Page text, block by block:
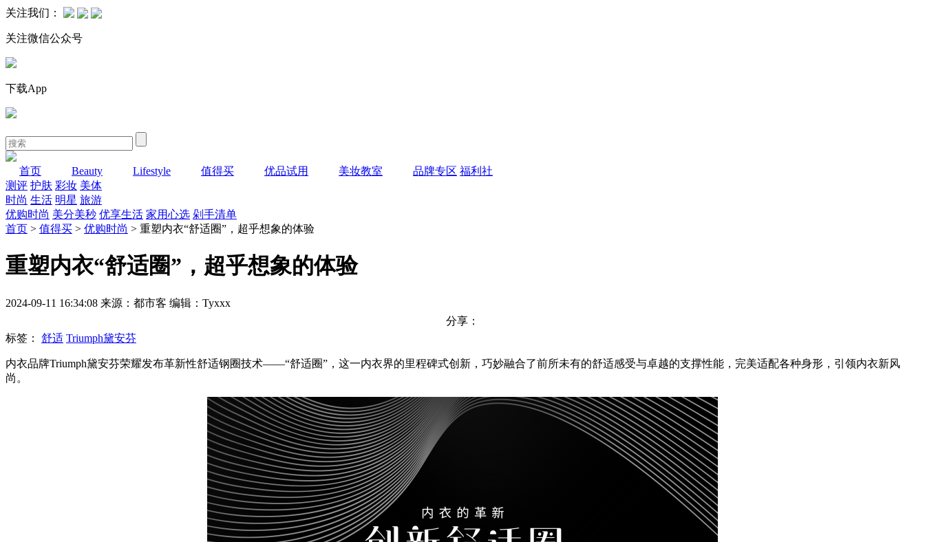
关注我们：
关注微信公众号
下载App
首页 Beauty Lifestyle 值得买 优品试用 美妆教室 品牌专区 福利社
测评 护肤 彩妆 美体
时尚 生活 明星 旅游
优购时尚 美分美秒 优享生活 家用心选 剁手清单
首页 > 值得买 > 优购时尚 > 重塑内衣“舒适圈”，超乎想象的体验
重塑内衣“舒适圈”，超乎想象的体验
2024-09-11 16:34:08 来源：都市客 编辑：Tyxxx
分享：
标签： 舒适 Triumph黛安芬
内衣品牌Triumph黛安芬荣耀发布革新性舒适钢圈技术——“舒适圈”，这一内衣界的里程碑式创新，巧妙融合了前所未有的舒适感受与卓越的支撑性能，完美适配各种身形，引领内衣新风
尚。